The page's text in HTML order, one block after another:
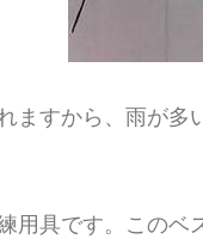
ますから、雨が多
用具です。このベ